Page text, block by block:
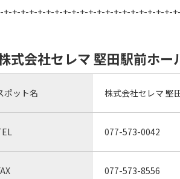
+-+-+-+-+-+-+-+-+-+-+-+-+-+-+-+-+-+-+-+-
式会社セレマ 堅田駅前ホー
ポット名 株式会社セレマ 堅
077-573-0042
077-573-8556